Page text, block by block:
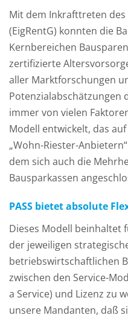
Mit dem Inkrafttreten
(EigRentG) konnten die
Kernbereichen
zertifizierte
aller Marktforschungen
Potenzialabschätzungen
immer von vielen
Modell entwickelt, das
„Wohn-Riester-
dem sich auch die
Bausparkassen
PASS bietet absolute
Dieses Modell beinhaltet
der jeweiligen
betriebswirtschaftlichen
zwischen den Service-
a Service) und Lizenz zu
unsere Mandanten, daß